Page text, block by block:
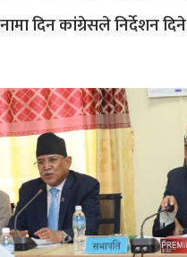
दिन कांग्रेसले निर्देशन दिने